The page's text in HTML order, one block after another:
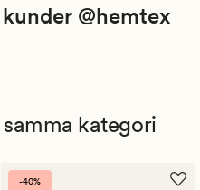
@hemtex
kategori
-40%